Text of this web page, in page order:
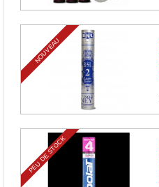
NOUVEAU
PEU DE STOCK